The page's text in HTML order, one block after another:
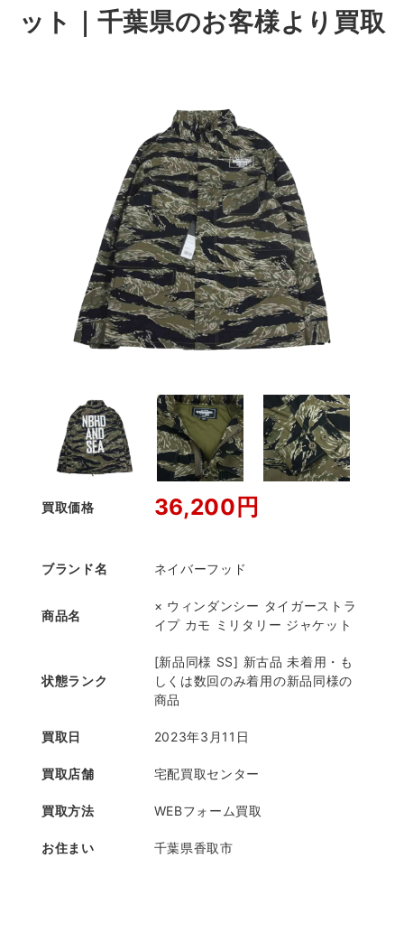
ット｜千葉県のお客様より買取
買取価格 36,200円
ブランド名 ネイバーフッド
商品名
× ウィンダンシー タイガーストラ
イプ カモ ミリタリー ジャケット
状態ランク
[新品同様 SS] 新古品 未着用・も
しくは数回のみ着用の新品同様の
商品
買取日 2023年3月11日
買取店舗 宅配買取センター
買取方法 WEBフォーム買取
お住まい 千葉県香取市